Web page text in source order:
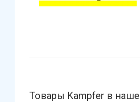
Товары Kampfer в